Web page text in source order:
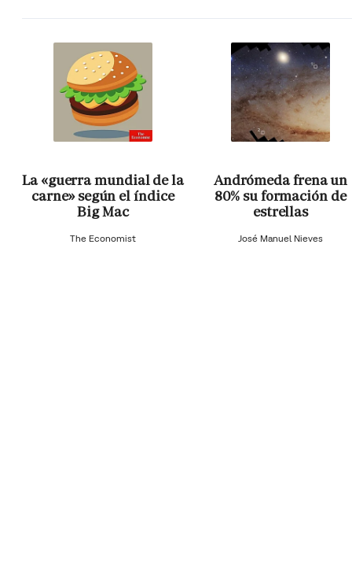
La «guerra mundial de la
carne» según el índice
Big Mac
The Economist
Andrómeda frena un
80% su formación de
estrellas
José Manuel Nieves